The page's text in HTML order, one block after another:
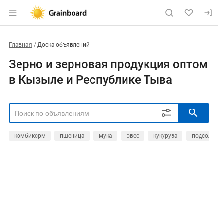
Главная Доска объявлений
Зерно и зерновая продукция оптом
в Кызыле и Республике Тыва
комбикорм пшеница мука овес кукуруза